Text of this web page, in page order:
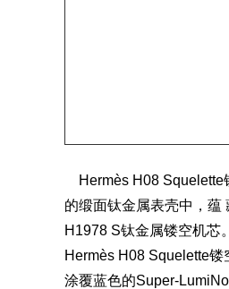
Hermès H08 Squelette
的缎面钛金属表壳中，蕴
H1978 S钛金属镂空机芯
Hermès H08 Squelette镂
涂覆蓝色的Super-